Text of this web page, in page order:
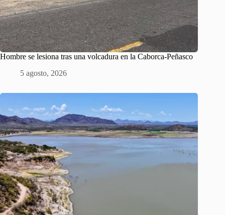
Hombre se lesiona tras una volcadura en la Caborca-Peñasco
5 agosto, 2026